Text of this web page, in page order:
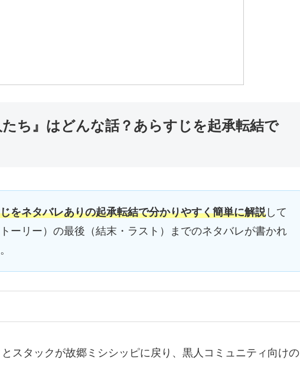
たち』はどんな話？あらすじを起承転結で
をネタバレありの起承転結で分かりやすく簡単に解説して
ーリー）の最後（結末・ラスト）までのネタバレが書かれ
スタックが故郷ミシシッピに戻り、黒人コミュニティ向けの